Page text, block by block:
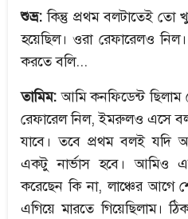
শুভ্র: কিন্তু প্রথম বলটাতেই
হয়েছিল। ওরা রেফারেলও
করতে বলি...
তামিম: আমি কনফিডেন্ট
রেফারেল নিল, ইমরুলও এসে
যাবে। তবে প্রথম বলই যদি
একটু নার্ভাস হবে। আমিও
করেছেন কি না, লাঞ্চের আগে
এগিয়ে মারতে গিয়েছিলাম।